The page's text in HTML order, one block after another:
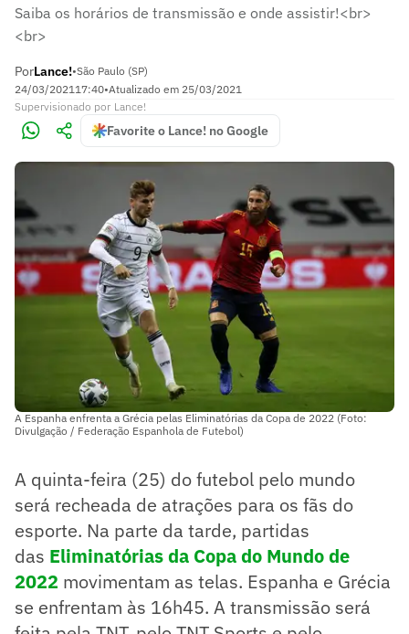
Saiba os horários de transmissão e onde assistir!<br>
<br>
PorLance!•São Paulo (SP)
24/03/202117:40•Atualizado em 25/03/2021
Supervisionado por Lance!
Favorite o Lance! no Google
A Espanha enfrenta a Grécia pelas Eliminatórias da Copa de 2022 (Foto:
Divulgação / Federação Espanhola de Futebol)
A quinta-feira (25) do futebol pelo mundo
será recheada de atrações para os fãs do
esporte. Na parte da tarde, partidas
das Eliminatórias da Copa do Mundo de
2022 movimentam as telas. Espanha e Grécia
se enfrentam às 16h45. A transmissão será